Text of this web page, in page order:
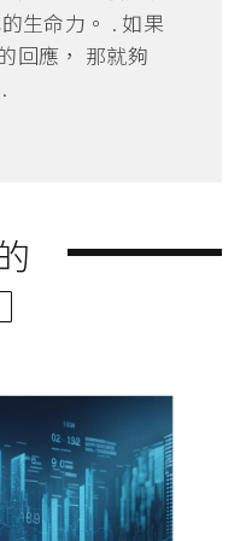
生命力。 . 如果
回應， 那就夠